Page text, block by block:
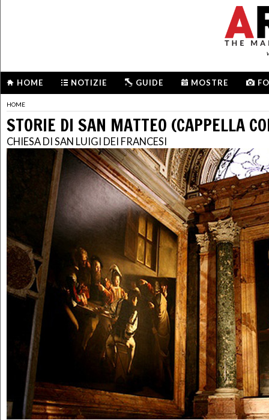
HOME NOTIZIE GUIDE MOSTRE
HOME
STORIE DI SAN MATTEO (CAPPELLA
CHIESA DI SAN LUIGI DEI FRANCESI